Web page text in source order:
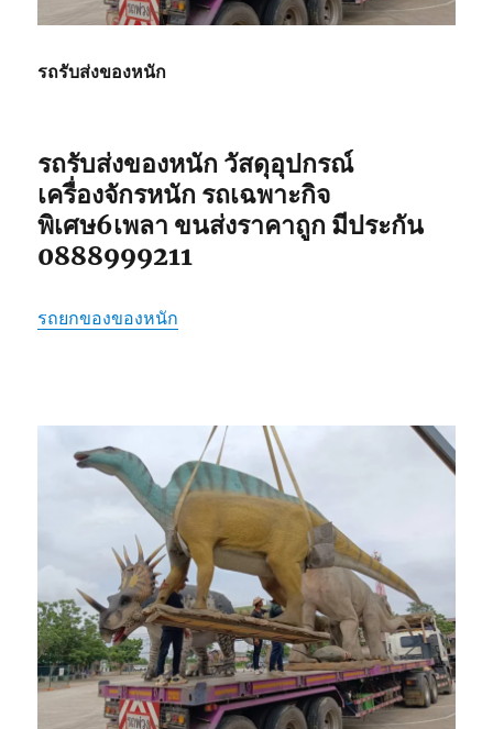
รถรับส่งของหนัก
รถรับส่งของหนัก วัสดุอุปกรณ์
เครื่องจักรหนัก รถเฉพาะกิจ
พิเศษ6เพลา ขนส่งราคาถูก มีประกัน
0888999211
รถยกของของหนัก